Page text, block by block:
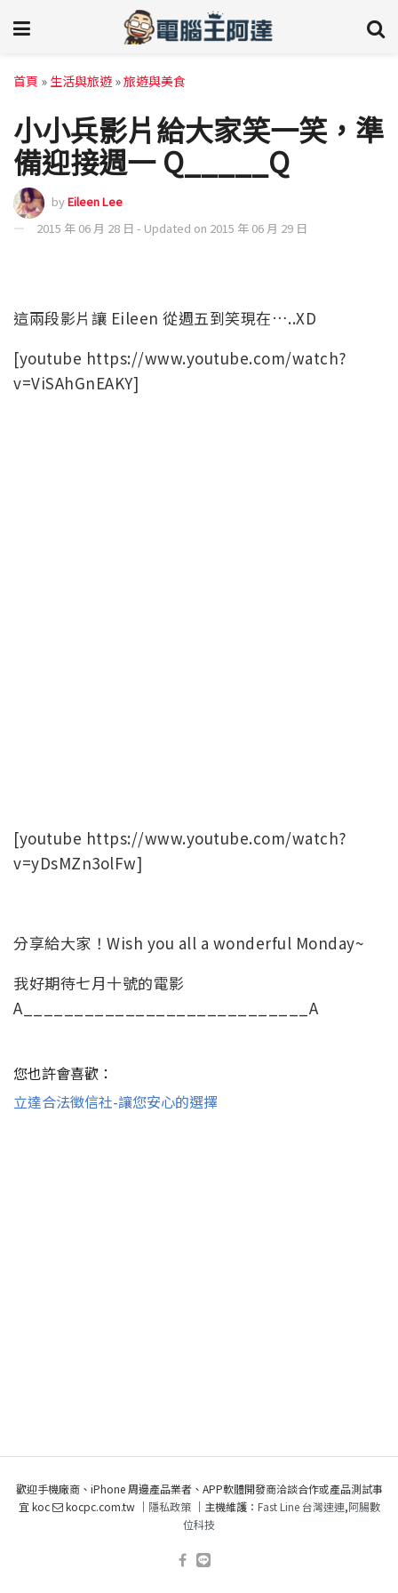
首頁 » 生活與旅遊 »旅遊與美食
小小兵影片給大家笑一笑，準
備迎接週一 Q_____Q
byEileen Lee
2015 年 06 月 28 日 - Updated on 2015 年 06 月 29 日
這兩段影片讓 Eileen 從週五到笑現在…..XD
[youtube https://www.youtube.com/watch?
v=ViSAhGnEAKY]
[youtube https://www.youtube.com/watch?
v=yDsMZn3olFw]
分享給大家！Wish you all a wonderful Monday~
我好期待七月十號的電影
A____________________________A
您也許會喜歡：
立達合法徵信社-讓您安心的選擇
歡迎手機廠商、iPhone 周邊產品業者、APP軟體開發商洽談合作或產品測試事
宜 koc
kocpc.com.tw ｜ 隱私政策｜主機維護： Fast Line 台灣速連,阿腸數
位科技